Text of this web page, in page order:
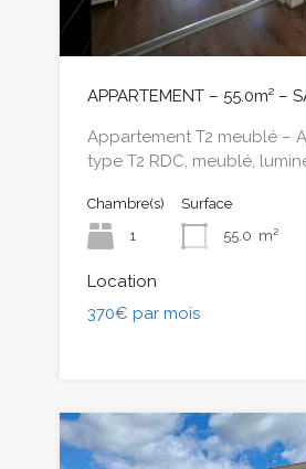
APPARTEMENT – 55.0m² –
Appartement T2 meublé –
type T2 RDC, meublé,
Chambre(s)
1
Surface
55.0 m²
Location
370€ par mois